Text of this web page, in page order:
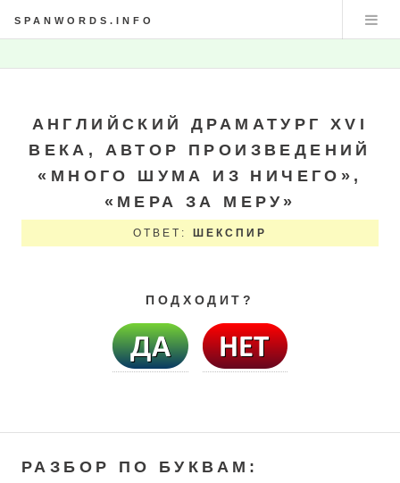
SPANWORDS.INFO
АНГЛИЙСКИЙ ДРАМАТУРГ XVI
ВЕКА, АВТОР ПРОИЗВЕДЕНИЙ
«МНОГО ШУМА ИЗ НИЧЕГО»,
«МЕРА ЗА МЕРУ»
ОТВЕТ: ШЕКСПИР
ПОДХОДИТ?
РАЗБОР ПО БУКВАМ: